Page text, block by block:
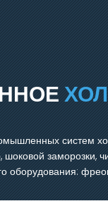
систем
шоковой заморозки,
оборудования: